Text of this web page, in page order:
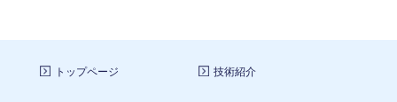
トップページ 技術紹介